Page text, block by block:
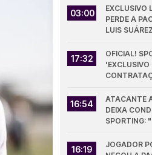
03:00
EXCLUSIVO
PERDE A
LUIS SUÁREZ
17:32
OFICIAL!
16:54
ATACANTE
DEIXA
SPORTING:
16:19
JOGADOR